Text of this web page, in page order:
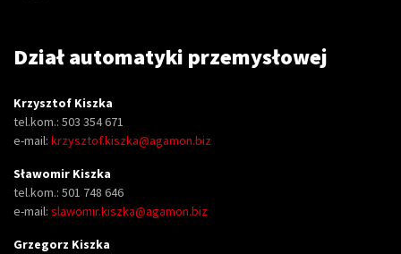
Dział automatyki przemysłowej
Krzysztof Kiszka
tel.kom.: 503 354 671
e-mail: krzysztof.kiszka@agamon.biz
Sławomir Kiszka
tel.kom.: 501 748 646
e-mail: slawomir.kiszka@agamon.biz
Grzegorz Kiszka